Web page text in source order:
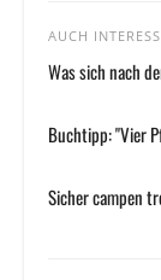
AUCH
Was sich nach
Buchtipp: "Vier
Sicher campen